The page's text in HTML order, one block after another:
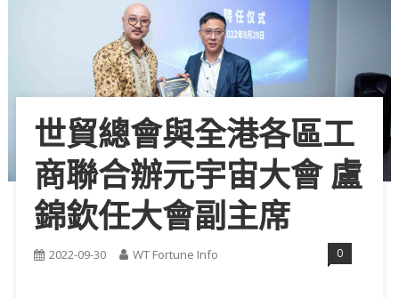
世貿總會與全港各區工
商聯合辦元宇宙大會 盧
錦欽任大會副主席
2022-09-30 WT Fortune Info 0